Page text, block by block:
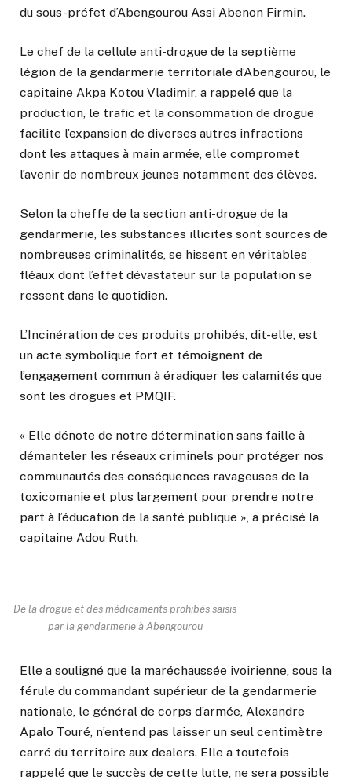
du sous-préfet d’Abengourou Assi Abenon Firmin.
Le chef de la cellule anti-drogue de la septième
légion de la gendarmerie territoriale d’Abengourou, le
capitaine Akpa Kotou Vladimir, a rappelé que la
production, le trafic et la consommation de drogue
facilite l’expansion de diverses autres infractions
dont les attaques à main armée, elle compromet
l’avenir de nombreux jeunes notamment des élèves.
Selon la cheffe de la section anti-drogue de la
gendarmerie, les substances illicites sont sources de
nombreuses criminalités, se hissent en véritables
fléaux dont l’effet dévastateur sur la population se
ressent dans le quotidien.
L’Incinération de ces produits prohibés, dit-elle, est
un acte symbolique fort et témoignent de
l’engagement commun à éradiquer les calamités que
sont les drogues et PMQIF.
« Elle dénote de notre détermination sans faille à
démanteler les réseaux criminels pour protéger nos
communautés des conséquences ravageuses de la
toxicomanie et plus largement pour prendre notre
part à l’éducation de la santé publique », a précisé la
capitaine Adou Ruth.
De la drogue et des médicaments prohibés saisis
par la gendarmerie à Abengourou
Elle a souligné que la maréchaussée ivoirienne, sous la
férule du commandant supérieur de la gendarmerie
nationale, le général de corps d’armée, Alexandre
Apalo Touré, n’entend pas laisser un seul centimètre
carré du territoire aux dealers. Elle a toutefois
rappelé que le succès de cette lutte, ne sera possible